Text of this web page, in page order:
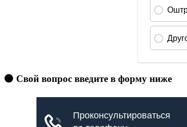
🟠 Свой вопрос введите в форму ниже